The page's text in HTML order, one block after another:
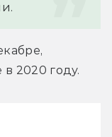
2020 году.